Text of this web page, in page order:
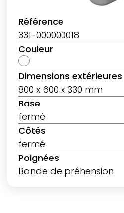
Référence
331-000000018
Couleur
Dimensions extérieures
800 x 600 x 330 mm
Base
fermé
Côtés
fermé
Poignées
Bande de préhension